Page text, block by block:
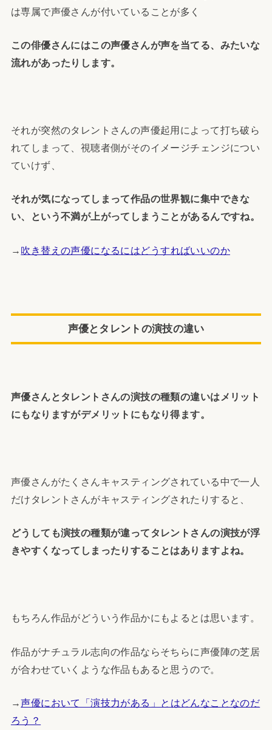
は専属で声優さんが付いていることが多く
この俳優さんにはこの声優さんが声を当てる、みたいな
流れがあったりします。
それが突然のタレントさんの声優起用によって打ち破ら
れてしまって、視聴者側がそのイメージチェンジについ
ていけず、
それが気になってしまって作品の世界観に集中できな
い、という不満が上がってしまうことがあるんですね。
→ 吹き替えの声優になるにはどうすればいいのか
声優とタレントの演技の違い
声優さんとタレントさんの演技の種類の違いはメリット
にもなりますがデメリットにもなり得ます。
声優さんがたくさんキャスティングされている中で一人
だけタレントさんがキャスティングされたりすると、
どうしても演技の種類が違ってタレントさんの演技が浮
きやすくなってしまったりすることはありますよね。
もちろん作品がどういう作品かにもよるとは思います。
作品がナチュラル志向の作品ならそちらに声優陣の芝居
が合わせていくような作品もあると思うので。
→声優において「演技力がある」とはどんなことなのだ
ろう？